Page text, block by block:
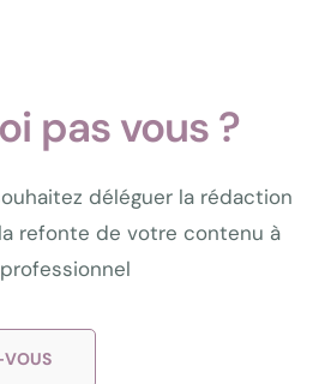
pas vous ?
déléguer la rédaction
refonte de votre contenu à
VOUS